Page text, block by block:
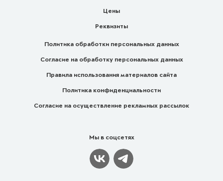
Цены
Реквизиты
Политика обработки персональных данных
Согласие на обработку персональных данных
Правила использования материалов сайта
Политика конфиденциальности
Согласие на осуществление рекламных рассылок
Мы в соцсетях